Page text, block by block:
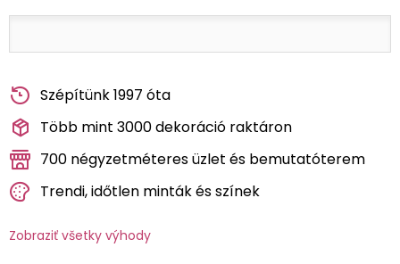
Szépítünk 1997 óta
Több mint 3000 dekoráció raktáron
700 négyzetméteres üzlet és bemutatóterem
Trendi, időtlen minták és színek
Zobraziť všetky výhody